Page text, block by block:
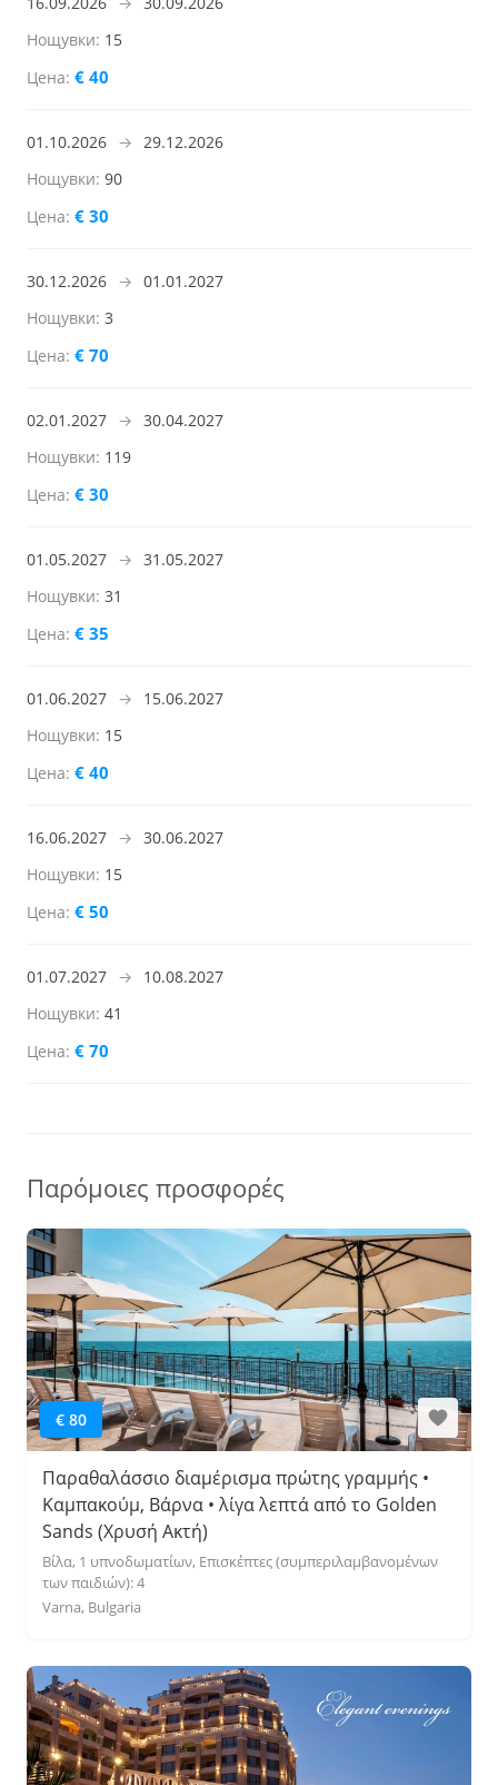
15
€ 40
01.10.2026 → 29.12.2026
90
€ 30
30.12.2026 → 01.01.2027
3
€ 70
02.01.2027 → 30.04.2027
119
€ 30
01.05.2027 → 31.05.2027
31
€ 35
01.06.2027 →
15.06.2027
15
€ 40
16.06.2027 → 30.06.2027
15
€ 50
01.07.2027 →
10.08.2027
41
€ 70
Παρόμοιες προσφορές
€ 80
Παραθαλάσσιο διαμέρισμα πρώτης γραμμής •
Καμπακούμ, Βάρνα • λίγα λεπτά από το Golden
Sands (Χρυσή Ακτή)
Βίλα, 1 υπνοδωματίων, Επισκέπτες (συμπεριλαμβανομένων
των παιδιών): 4
Varna, Bulgaria